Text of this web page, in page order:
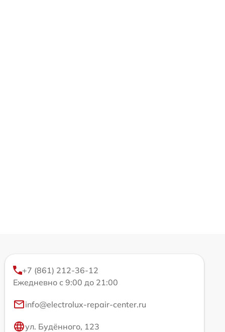
+7 (861) 212-36-12
Ежедневно с 9:00 до 21:00
info@electrolux-repair-center.ru
ул. Будённого, 123